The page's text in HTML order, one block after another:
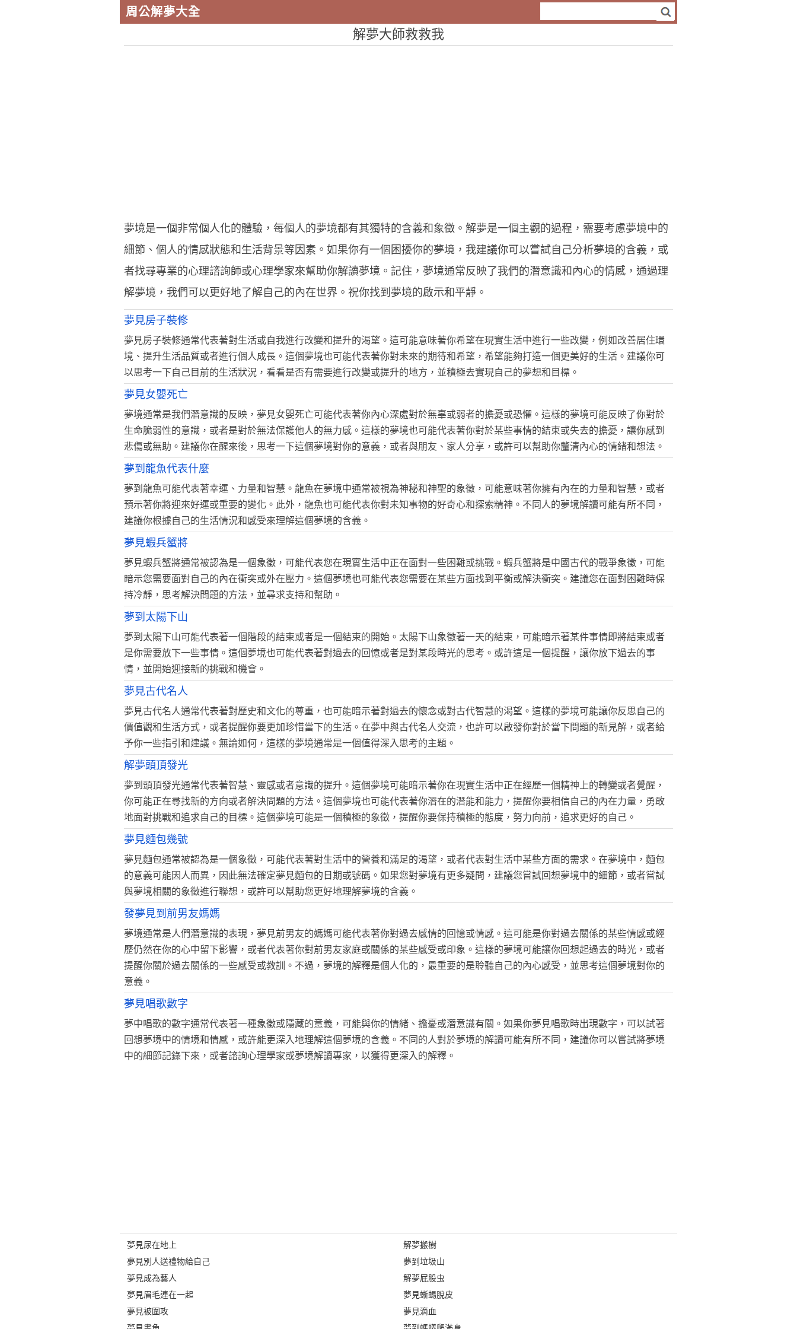
周公解夢大全
解夢大師救救我
夢境是一個非常個人化的體驗，每個人的夢境都有其獨特的含義和象徵。解夢是一個主觀的過程，需要考慮夢境中的
細節、個人的情感狀態和生活背景等因素。如果你有一個困擾你的夢境，我建議你可以嘗試自己分析夢境的含義，或
者找尋專業的心理諮詢師或心理學家來幫助你解讀夢境。記住，夢境通常反映了我們的潛意識和內心的情感，通過理
解夢境，我們可以更好地了解自己的內在世界。祝你找到夢境的啟示和平靜。
夢見房子裝修
夢見房子裝修通常代表著對生活或自我進行改變和提升的渴望。這可能意味著你希望在現實生活中進行一些改變，例如改善居住環
境、提升生活品質或者進行個人成長。這個夢境也可能代表著你對未來的期待和希望，希望能夠打造一個更美好的生活。建議你可
以思考一下自己目前的生活狀況，看看是否有需要進行改變或提升的地方，並積極去實現自己的夢想和目標。
夢見女嬰死亡
夢境通常是我們潛意識的反映，夢見女嬰死亡可能代表著你內心深處對於無辜或弱者的擔憂或恐懼。這樣的夢境可能反映了你對於
生命脆弱性的意識，或者是對於無法保護他人的無力感。這樣的夢境也可能代表著你對於某些事情的結束或失去的擔憂，讓你感到
悲傷或無助。建議你在醒來後，思考一下這個夢境對你的意義，或者與朋友、家人分享，或許可以幫助你釐清內心的情緒和想法。
夢到龍魚代表什麼
夢到龍魚可能代表著幸運、力量和智慧。龍魚在夢境中通常被視為神秘和神聖的象徵，可能意味著你擁有內在的力量和智慧，或者
預示著你將迎來好運或重要的變化。此外，龍魚也可能代表你對未知事物的好奇心和探索精神。不同人的夢境解讀可能有所不同，
建議你根據自己的生活情況和感受來理解這個夢境的含義。
夢見蝦兵蟹將
夢見蝦兵蟹將通常被認為是一個象徵，可能代表您在現實生活中正在面對一些困難或挑戰。蝦兵蟹將是中國古代的戰爭象徵，可能
暗示您需要面對自己的內在衝突或外在壓力。這個夢境也可能代表您需要在某些方面找到平衡或解決衝突。建議您在面對困難時保
持冷靜，思考解決問題的方法，並尋求支持和幫助。
夢到太陽下山
夢到太陽下山可能代表著一個階段的結束或者是一個結束的開始。太陽下山象徵著一天的結束，可能暗示著某件事情即將結束或者
是你需要放下一些事情。這個夢境也可能代表著對過去的回憶或者是對某段時光的思考。或許這是一個提醒，讓你放下過去的事
情，並開始迎接新的挑戰和機會。
夢見古代名人
夢見古代名人通常代表著對歷史和文化的尊重，也可能暗示著對過去的懷念或對古代智慧的渴望。這樣的夢境可能讓你反思自己的
價值觀和生活方式，或者提醒你要更加珍惜當下的生活。在夢中與古代名人交流，也許可以啟發你對於當下問題的新見解，或者給
予你一些指引和建議。無論如何，這樣的夢境通常是一個值得深入思考的主題。
解夢頭頂發光
夢到頭頂發光通常代表著智慧、靈感或者意識的提升。這個夢境可能暗示著你在現實生活中正在經歷一個精神上的轉變或者覺醒，
你可能正在尋找新的方向或者解決問題的方法。這個夢境也可能代表著你潛在的潛能和能力，提醒你要相信自己的內在力量，勇敢
地面對挑戰和追求自己的目標。這個夢境可能是一個積極的象徵，提醒你要保持積極的態度，努力向前，追求更好的自己。
夢見麵包幾號
夢見麵包通常被認為是一個象徵，可能代表著對生活中的營養和滿足的渴望，或者代表對生活中某些方面的需求。在夢境中，麵包
的意義可能因人而異，因此無法確定夢見麵包的日期或號碼。如果您對夢境有更多疑問，建議您嘗試回想夢境中的細節，或者嘗試
與夢境相關的象徵進行聯想，或許可以幫助您更好地理解夢境的含義。
發夢見到前男友媽媽
夢境通常是人們潛意識的表現，夢見前男友的媽媽可能代表著你對過去感情的回憶或情感。這可能是你對過去關係的某些情感或經
歷仍然在你的心中留下影響，或者代表著你對前男友家庭或關係的某些感受或印象。這樣的夢境可能讓你回想起過去的時光，或者
提醒你關於過去關係的一些感受或教訓。不過，夢境的解釋是個人化的，最重要的是聆聽自己的內心感受，並思考這個夢境對你的
意義。
夢見唱歌數字
夢中唱歌的數字通常代表著一種象徵或隱藏的意義，可能與你的情緒、擔憂或潛意識有關。如果你夢見唱歌時出現數字，可以試著
回想夢境中的情境和情感，或許能更深入地理解這個夢境的含義。不同的人對於夢境的解讀可能有所不同，建議你可以嘗試將夢境
中的細節記錄下來，或者諮詢心理學家或夢境解讀專家，以獲得更深入的解釋。
夢見尿在地上
夢見別人送禮物給自己
夢見成為藝人
夢見眉毛連在一起
夢見被圍攻
解夢搬樹
夢到垃圾山
解夢屁股虫
夢見蜥蜴脫皮
夢見滴血